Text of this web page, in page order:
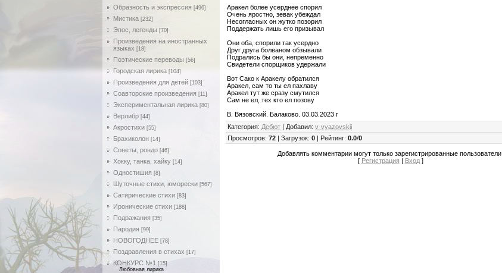
Образность и экспрессия [496]
Мистика [232]
Эпос, легенды [70]
Произведения на иностранных
языках [18]
Поэтические переводы [56]
Городская лирика [104]
Произведения для детей [103]
Соавторские произведения [11]
Экспериментальная лирика [80]
Верлибр [44]
Акростихи [55]
Брахиколон [14]
Сонеты, рондо [46]
Хокку, танка, хайку [14]
Одностишия [8]
Шуточные стихи, юморески [567]
Сатирические стихи [83]
Иронические стихи [188]
Подражания [35]
Пародия [99]
НОВОГОДНЕЕ [78]
Поздравления в стихах [17]
КОНКУРС №1 [15]
Любовная лирика
Аракел более усерднее спорил
Очень яростно, зевак убеждал
Несогласных он жутко позорил
Поддержать лишь его призывал
Они оба, спорили так усердно
Друг друга болваном обзывали
Подрались бы они, непременно
Свидетели спорщиков удержали
Вот Сако к Аракелу обратился
Аракел, сам то ты ел пахлаву
Аракел тут же сразу смутился
Сам не ел, тех кто ел позову
В. Вязовский. Балаково. 03.03.2023 г
Категория: Дебют Добавил: v-vyazovskii
Просмотров: 72 Загрузок: 0 Рейтинг: 0.0/0
Добавлять комментарии могут только зарегистрированные пользователи.
[ Регистрация Вход]